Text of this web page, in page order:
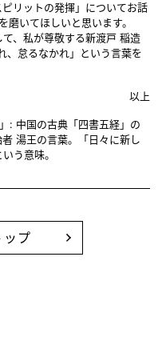
リットの発揮」についてお話
磨いてほしいと思います。
、私が尊敬する新渡戸 稲造
怠るなかれ」という言葉を
以上
: 中国の古典「四書五経」の
湯王の言葉。「日々に新し
う意味。
ップ